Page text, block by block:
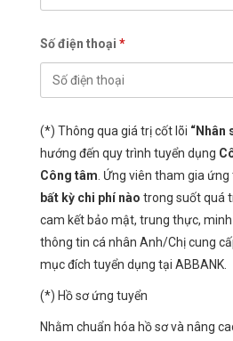
Số điện thoại *
(*) Thông qua giá trị cốt lõi “Nhân
hướng đến quy trình tuyển dụng
Công tâm . Ứng viên tham gia ứng
bất kỳ chi phí nào trong suốt quá
cam kết bảo mật, trung thực,
thông tin cá nhân Anh/Chị cung
mục đích tuyển dụng tại ABBANK.
(*) Hồ sơ ứng tuyển
Nhằm chuẩn hóa hồ sơ và nâng